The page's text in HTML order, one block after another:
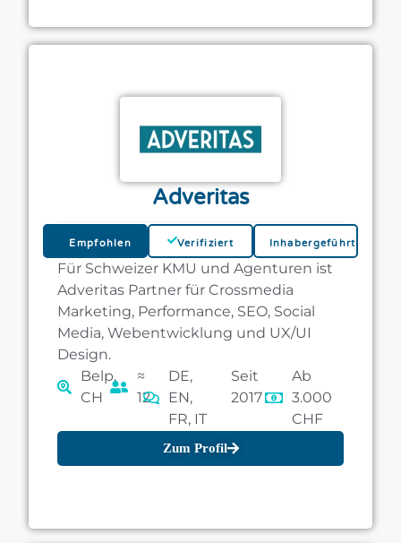
Adveritas
Empfohlen Verifiziert Inhabergeführt
Für Schweizer KMU und Agenturen ist
Adveritas Partner für Crossmedia
Marketing, Performance, SEO, Social
Media, Webentwicklung und UX/UI
Design.
Belp,
CH
≈
12
DE,
EN,
FR, IT
Seit
2017
Ab
3.000
CHF
Zum Profil